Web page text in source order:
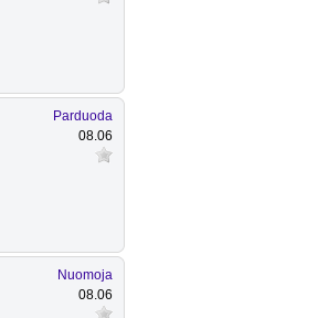
Parduoda
08.06
Nuomoja
08.06